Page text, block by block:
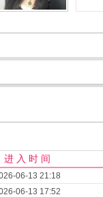
进 入 时 间
06-13 21:18
06-13 17:52